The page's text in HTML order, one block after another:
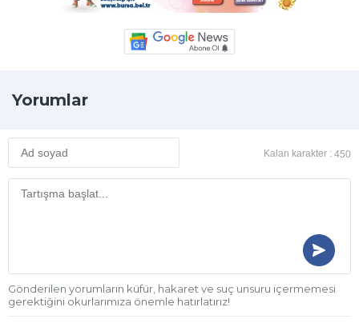
Yorumlar
Kalan karakter : 450
Gönderilen yorumların küfür, hakaret ve suç unsuru içermemesi
gerektiğini okurlarımıza önemle hatırlatırız!